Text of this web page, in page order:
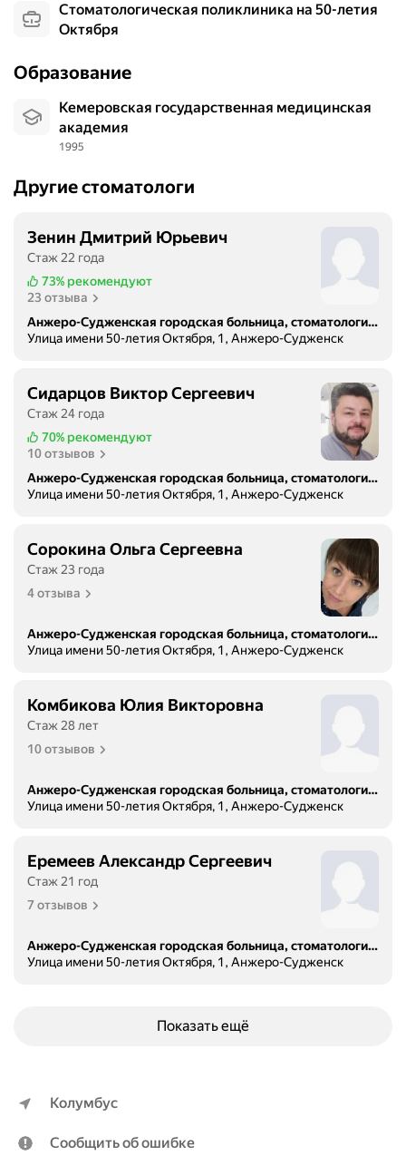
Стоматологическая поликлиника на 50-летия
Октября
Образование
Кемеровская государственная медицинская
академия
1995
Другие стоматологи
Зенин Дмитрий Юрьевич
Стаж 22 года
73% рекомендуют
23 отзыва
Анжеро-Судженская городская больница, стоматологическая поликлиника
Улица имени 50-летия Октября, 1, Анжеро-Судженск
Сидарцов Виктор Сергеевич
Стаж 24 года
70% рекомендуют
10 отзывов
Анжеро-Судженская городская больница, стоматологическая поликлиника
Улица имени 50-летия Октября, 1, Анжеро-Судженск
Сорокина Ольга Сергеевна
Стаж 23 года
4 отзыва
Анжеро-Судженская городская больница, стоматологическая поликлиника
Улица имени 50-летия Октября, 1, Анжеро-Судженск
Комбикова Юлия Викторовна
Стаж 28 лет
10 отзывов
Анжеро-Судженская городская больница, стоматологическая поликлиника
Улица имени 50-летия Октября, 1, Анжеро-Судженск
Еремеев Александр Сергеевич
Стаж 21 год
7 отзывов
Анжеро-Судженская городская больница, стоматологическая поликлиника
Улица имени 50-летия Октября, 1, Анжеро-Судженск
Показать ещё
Колумбус
Сообщить об ошибке